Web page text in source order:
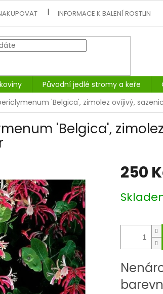
INFORMACE K BALENÍ ROSTLIN
Původní jedlé stromy a keře
'Belgica', zimolez ovíjivý,
'Belgica',
250
cena: